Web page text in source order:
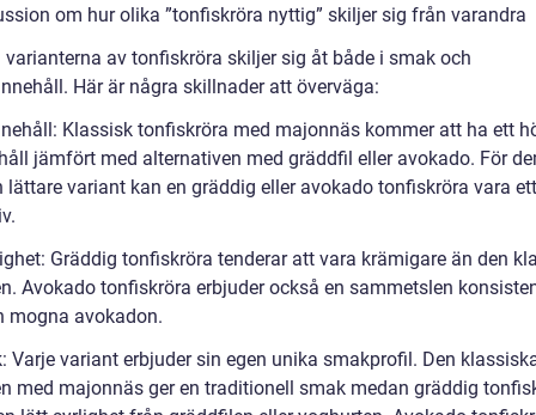
om hur olika ”tonfiskröra nyttig” skiljer sig från varandra
varianterna av tonfiskröra skiljer sig åt både i smak och
Här är några skillnader att överväga:
Klassisk tonfiskröra med majonnäs kommer att ha ett
jämfört med alternativen med gräddfil eller avokado. För
lättare variant kan en gräddig eller avokado tonfiskröra vara
Gräddig tonfiskröra tenderar att vara krämigare än den
Avokado tonfiskröra erbjuder också en sammetslen
mogna avokadon.
Varje variant erbjuder sin egen unika smakprofil. Den
med majonnäs ger en traditionell smak medan gräddig